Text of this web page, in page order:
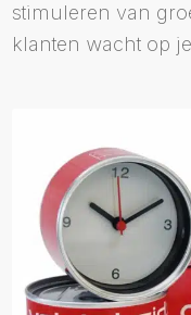
stimuleren van
klanten wacht op